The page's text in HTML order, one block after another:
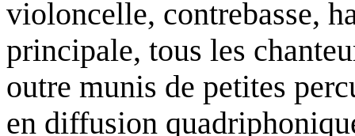
violoncelle, contrebasse,
principale, tous les
outre munis de petites
en diffusion